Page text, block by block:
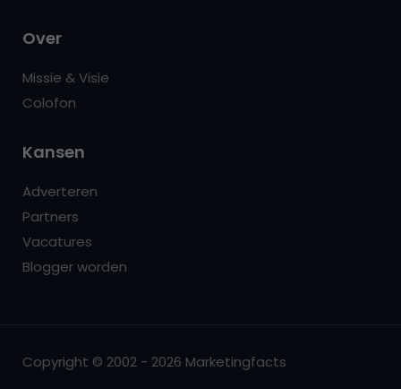
Over
Missie & Visie
Colofon
Kansen
Adverteren
Partners
Vacatures
Blogger worden
Copyright © 2002 - 2026 Marketingfacts